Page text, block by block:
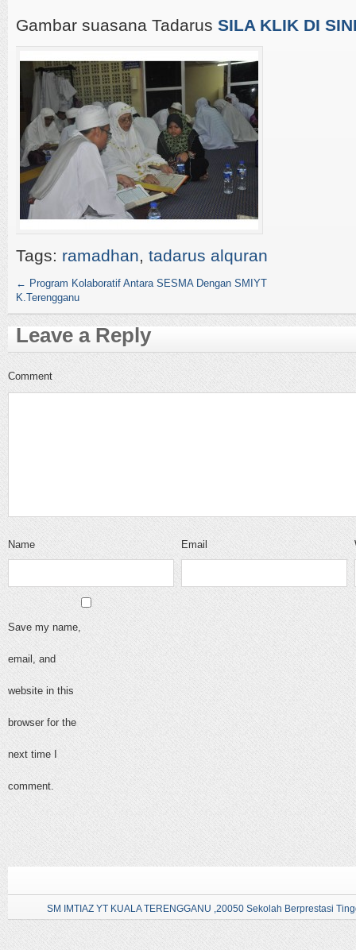
Gambar suasana Tadarus SILA KLIK DI
Tags: ramadhan, tadarus alquran
← Program Kolaboratif Antara SESMA Dengan SMIYT
K.Terengganu
Leave a Reply
Comment
Name Email
Save my name,
email, and
website in this
browser for the
next time I
comment.
SM IMTIAZ YT KUALA TERENGGANU ,20050 Sekolah Berprestasi